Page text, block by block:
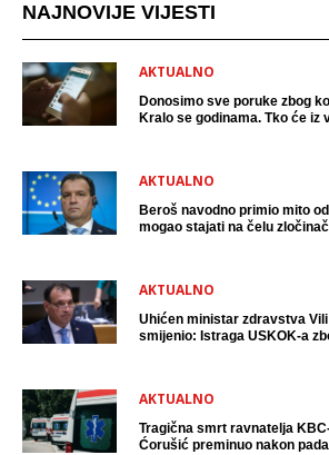
NAJNOVIJE VIJESTI
AKTUALNO
Donosimo sve poruke zbog
Kralo se godinama. Tko će iz
AKTUALNO
Beroš navodno primio mito
mogao stajati na čelu
AKTUALNO
Uhićen ministar zdravstva
smijenio: Istraga USKOK-a
AKTUALNO
Tragična smrt ravnatelja
Ćorušić preminuo nakon